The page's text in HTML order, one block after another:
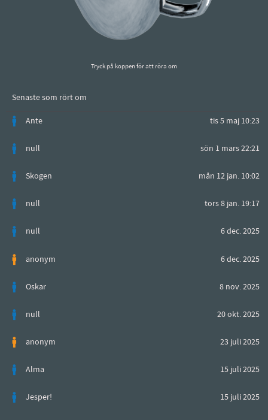
Tryck på koppen för att röra om
Senaste som rört om
tis 5 maj 10:23
Ante
sön 1 mars 22:21
null
mån 12 jan. 10:02
Skogen
tors 8 jan. 19:17
null
6 dec. 2025
null
6 dec. 2025
anonym
8 nov. 2025
Oskar
20 okt. 2025
null
23 juli 2025
anonym
15 juli 2025
Alma
15 juli 2025
Jesper!